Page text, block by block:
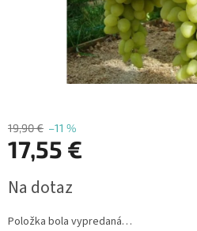
19,90 € –11 %
17,55 €
cena:
Na dotaz
Položka bola vypredaná…